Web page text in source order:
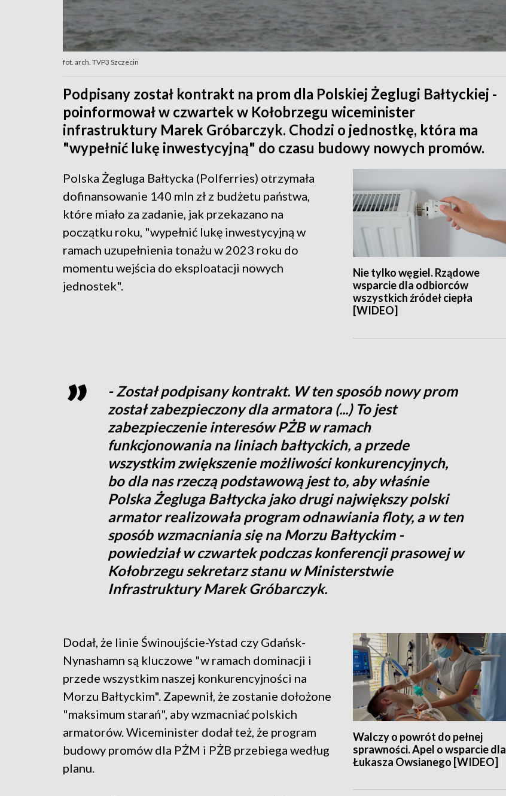
fot. arch. TVP3 Szczecin
Podpisany został kontrakt na prom dla Polskiej Żeglugi Bałtyckiej -
poinformował w czwartek w Kołobrzegu wiceminister
infrastruktury Marek Gróbarczyk. Chodzi o jednostkę, która ma
"wypełnić lukę inwestycyjną" do czasu budowy nowych promów.
Nie tylko węgiel. Rządowe
wsparcie dla odbiorców
wszystkich źródeł ciepła
[WIDEO]
Polska Żegluga Bałtycka (Polferries) otrzymała
dofinansowanie 140 mln zł z budżetu państwa,
które miało za zadanie, jak przekazano na
początku roku, "wypełnić lukę inwestycyjną w
ramach uzupełnienia tonażu w 2023 roku do
momentu wejścia do eksploatacji nowych
jednostek".
- Został podpisany kontrakt. W ten sposób nowy prom
został zabezpieczony dla armatora (...) To jest
zabezpieczenie interesów PŻB w ramach
funkcjonowania na liniach bałtyckich, a przede
wszystkim zwiększenie możliwości konkurencyjnych,
bo dla nas rzeczą podstawową jest to, aby właśnie
Polska Żegluga Bałtycka jako drugi największy polski
armator realizowała program odnawiania floty, a w ten
sposób wzmacniania się na Morzu Bałtyckim -
powiedział w czwartek podczas konferencji prasowej w
Kołobrzegu sekretarz stanu w Ministerstwie
Infrastruktury Marek Gróbarczyk.
Walczy o powrót do pełnej
sprawności. Apel o wsparcie dla
Łukasza Owsianego [WIDEO]
Dodał, że linie Świnoujście-Ystad czy Gdańsk-
Nynashamn są kluczowe "w ramach dominacji i
przede wszystkim naszej konkurencyjności na
Morzu Bałtyckim". Zapewnił, że zostanie dołożone
"maksimum starań", aby wzmacniać polskich
armatorów. Wiceminister dodał też, że program
budowy promów dla PŻM i PŻB przebiega według
planu.